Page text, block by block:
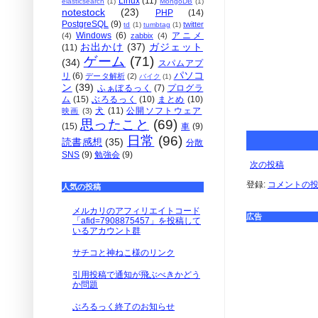
次の投稿
登録: コメントの
広告
notestock (23) PHP
(14)
PostgreSQL (9) td (1) tumbtag (1) twitter
(4) Windows (6) zabbix (4)
アニメ
(11) お出かけ (37) ガジェット
(34) ゲーム (71) スパムアプ
リ (6) データ解析 (2) バイク (1) パソコ
ン (39) ふぁぼるっく (7) プログラ
ム (15) ぶろるっく (10) まとめ (10)
映画 (3) 犬 (11) 公開ソフトウェア
(15) 思ったこと (69) 車 (9)
読書感想 (35) 日常 (96) 分散
SNS (9) 勉強会 (9)
人気の投稿
メルカリのアフィリエイトコード
「afid=7908875457」を投稿して
いるアカウント群
サチコと神ねこ様のリンク
引用投稿で通知が飛ぶべきかどう
か問題
ぶろるっく終了のお知らせ